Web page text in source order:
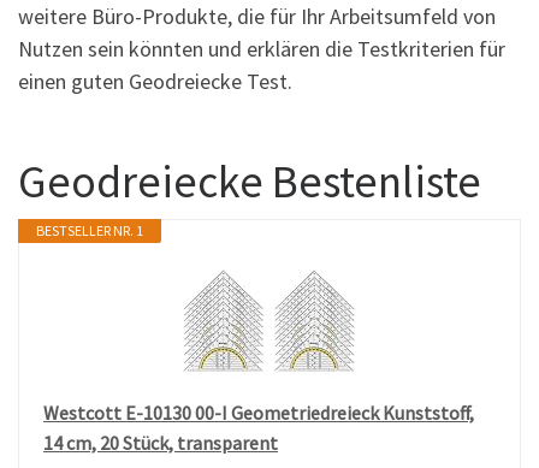
weitere Büro-Produkte, die für Ihr Arbeitsumfeld von
Nutzen sein könnten und erklären die Testkriterien für
einen guten Geodreiecke Test.
Geodreiecke Bestenliste
BESTSELLER NR. 1
Westcott E-10130 00-I Geometriedreieck Kunststoff,
14 cm, 20 Stück, transparent